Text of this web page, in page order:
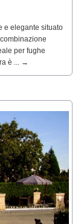
e elegante situato
per fughe
è ... →